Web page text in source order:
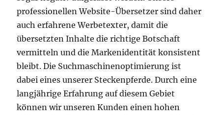
professionellen Website-Übersetzer sind daher
auch erfahrene Werbetexter, damit die
übersetzten Inhalte die richtige Botschaft
vermitteln und die Markenidentität konsistent
bleibt. Die Suchmaschinenoptimierung ist
dabei eines unserer Steckenpferde. Durch eine
langjährige Erfahrung auf diesem Gebiet
können wir unseren Kunden einen hohen